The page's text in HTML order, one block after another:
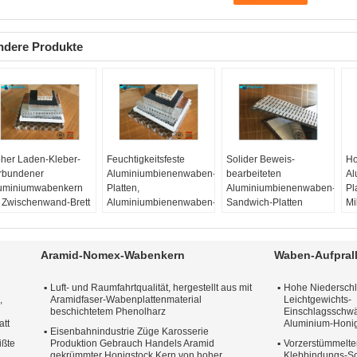
Produkte
Laden-Kleber-
Zwischenwand-Brett
Garantiezeit:
Feuchtigkeitsfeste
Aluminiumbienenwaben-
Platten,
Aluminiumbienenwaben-
Material:A3003
Busch gehämmert
10 Jahre
Größe:800mm x
800mm
Solider Beweis-
bearbeiteten
Aluminiumbienenwaben-
Sandwich-Platten
Material:A3003
10 Jahre
600mm x
Aramid-Nomex-Wabenkern
Luft- und Raumfahrtqualität, hergestellt aus mit
Aramidfaser-Wabenplattenmaterial
beschichtetem Phenolharz
Eisenbahnindustrie Züge Karosserie
Produktion Gebrauch Handels Aramid
Waben-
Hohe
Leichtgewichts-
Aluminium-